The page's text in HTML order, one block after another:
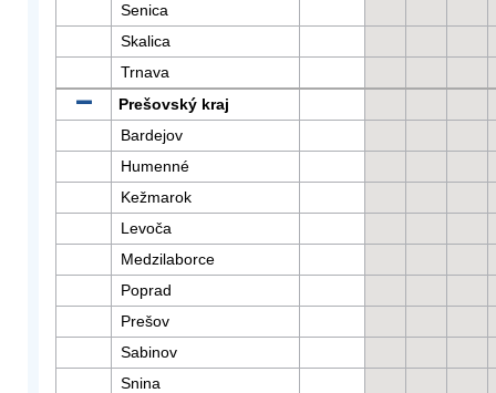
Senica
Skalica
Trnava
Prešovský kraj
Bardejov
Humenné
Kežmarok
Levoča
Medzilaborce
Poprad
Prešov
Sabinov
Snina